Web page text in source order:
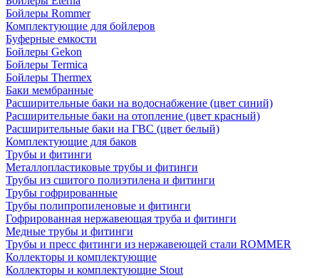
Бойлеры Rommer
Комплектующие для бойлеров
Буферные емкости
Бойлеры Gekon
Бойлеры Termica
Бойлеры Thermex
Баки мембранные
Расширительные баки на водоснабжение (цвет синий)
Расширительные баки на отопление (цвет красный)
Расширительные баки на ГВС (цвет белый)
Комплектующие для баков
Трубы и фитинги
Металлопластиковые трубы и фитинги
Трубы из сшитого полиэтилена и фитинги
Трубы гофрированные
Трубы полипропиленовые и фитинги
Гофрированная нержавеющая труба и фитинги
Медные трубы и фитинги
Трубы и пресс фитинги из нержавеющей стали ROMMER
Коллекторы и комплектующие
Коллекторы и комплектующие Stout